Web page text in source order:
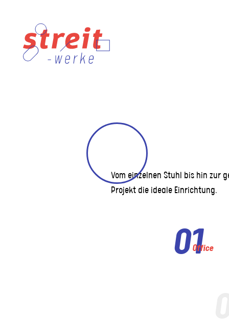
content
Vom einzelnen Stuhl bis hin zur
Projekt die ideale Einrichtung.
01Office